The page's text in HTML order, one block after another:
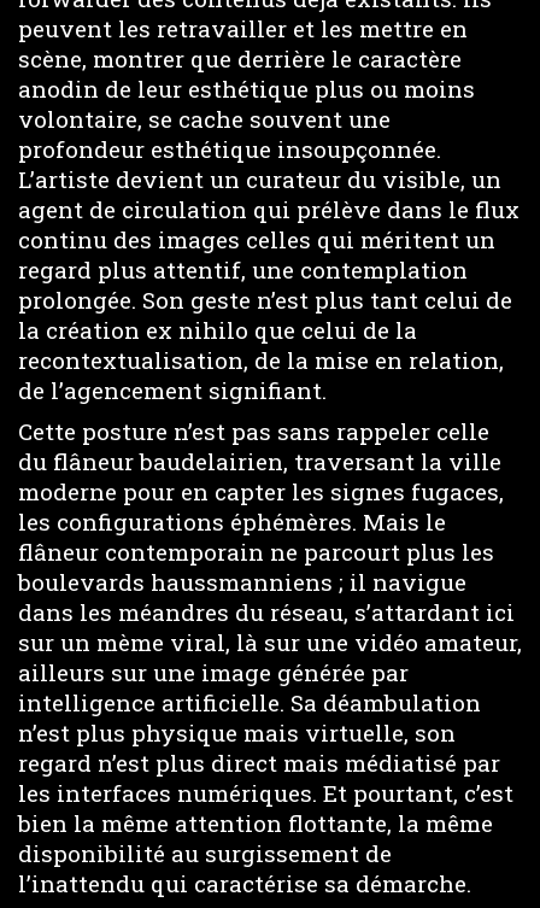
peuvent les retravailler et les mettre en
scène, montrer que derrière le caractère
anodin de leur esthétique plus ou moins
volontaire, se cache souvent une
profondeur esthétique insoupçonnée.
L’artiste devient un curateur du visible, un
agent de circulation qui prélève dans le flux
continu des images celles qui méritent un
regard plus attentif, une contemplation
prolongée. Son geste n’est plus tant celui de
la création ex nihilo que celui de la
recontextualisation, de la mise en relation,
de l’agencement signifiant.
Cette posture n’est pas sans rappeler celle
du flâneur baudelairien, traversant la ville
moderne pour en capter les signes fugaces,
les configurations éphémères. Mais le
flâneur contemporain ne parcourt plus les
boulevards haussmanniens ; il navigue
dans les méandres du réseau, s’attardant ici
sur un mème viral, là sur une vidéo amateur,
ailleurs sur une image générée par
intelligence artificielle. Sa déambulation
n’est plus physique mais virtuelle, son
regard n’est plus direct mais médiatisé par
les interfaces numériques. Et pourtant, c’est
bien la même attention flottante, la même
disponibilité au surgissement de
l’inattendu qui caractérise sa démarche.